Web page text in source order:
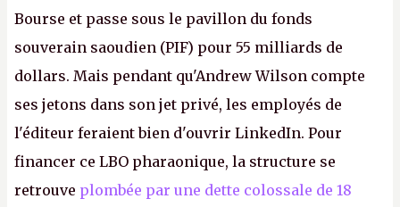
Bourse et passe sous le pavillon du fonds
souverain saoudien (PIF) pour 55 milliards de
dollars. Mais pendant qu'Andrew Wilson compte
ses jetons dans son jet privé, les employés de
l'éditeur feraient bien d'ouvrir LinkedIn. Pour
financer ce LBO pharaonique, la structure se
retrouve plombée par une dette colossale de 18